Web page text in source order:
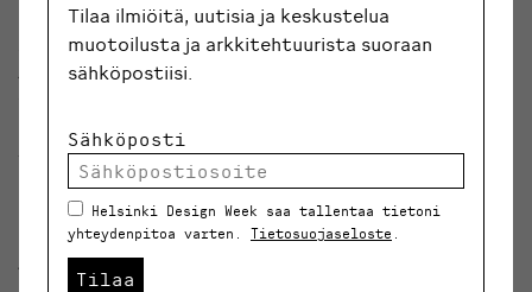
Aalto-yliopisto ja Kyushun yliopisto Fukuokassa,
Japanissa, ovat formalisoineet yhteistyönsä muutama
konkreettisia tuloksia yhteistyöstä jo syntynyt ja
työpajan muodossa kutsua ihmisiä ideoimaan ja
rakentamaan yhteistyömahdollisuuksia Helsingin ja
Fukuokan välille.
15:00-18:00
Tilaa ilmiöitä, uutisia ja keskustelua
muotoilusta ja arkkitehtuurista suoraan
sähköpostiisi.
Sähköposti
Helsinki Design Week saa tallentaa tietoni
yhteydenpitoa varten. Tietosuojaseloste
Tilaa